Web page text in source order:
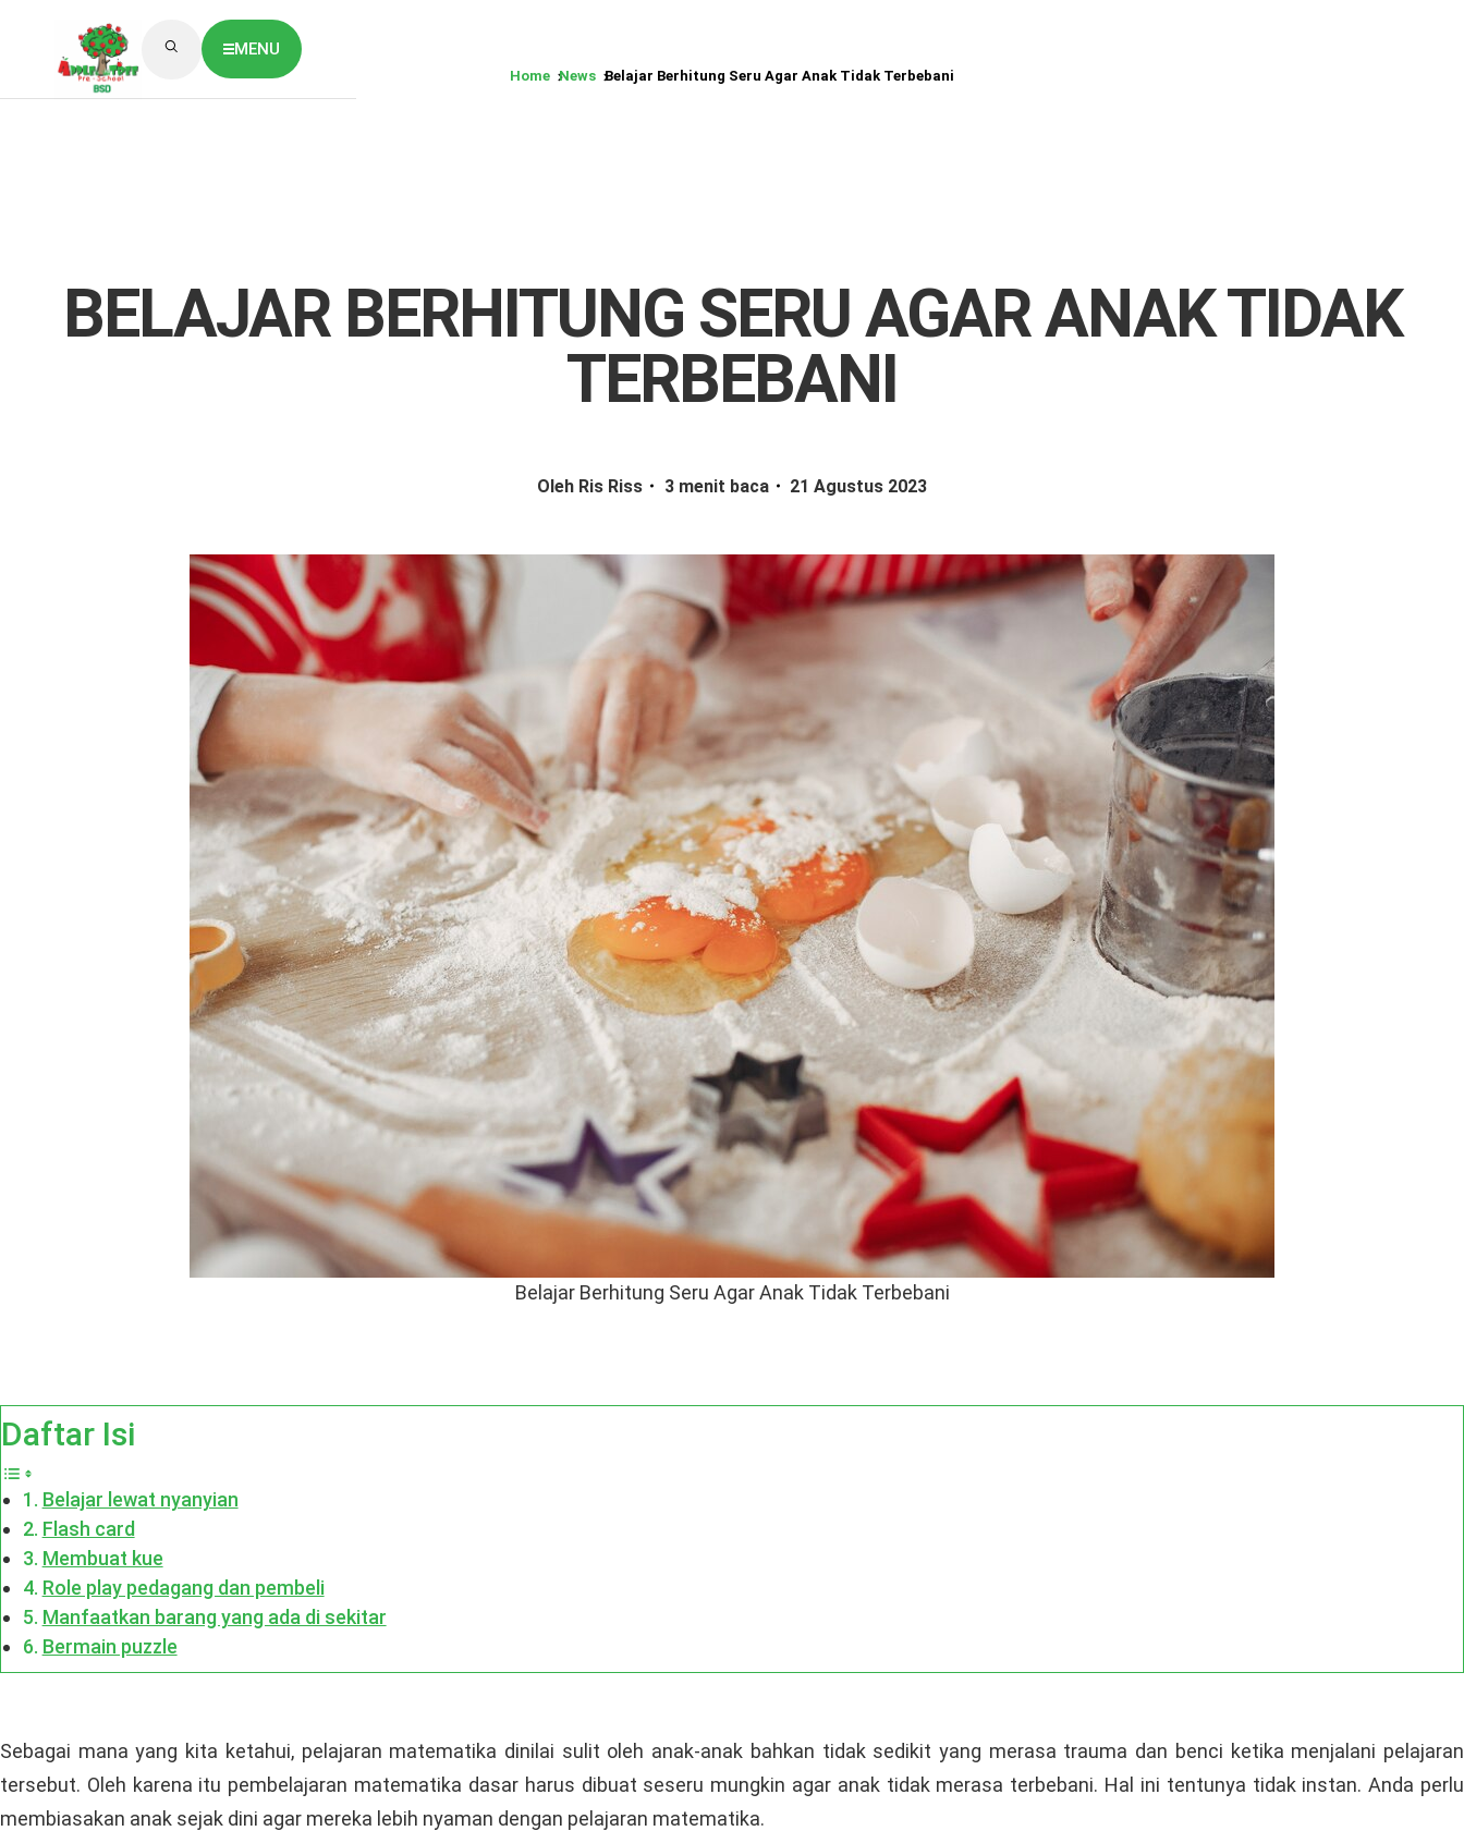
MENU
Job Vaccancy
Home News Belajar Berhitung Seru Agar Anak Tidak Terbebani
BELAJAR BERHITUNG SERU AGAR ANAK TIDAK
TERBEBANI
Oleh Ris Riss 3 menit baca 21 Agustus 2023
Belajar Berhitung Seru Agar Anak Tidak Terbebani
Daftar Isi
Belajar lewat nyanyian
Flash card
Membuat kue
Role play pedagang dan pembeli
Manfaatkan barang yang ada di sekitar
Bermain puzzle
Sebagai mana yang kita ketahui, pelajaran matematika dinilai sulit oleh anak-anak bahkan tidak sedikit yang merasa trauma dan benci ketika menjalani pelajaran
tersebut. Oleh karena itu pembelajaran matematika dasar harus dibuat seseru mungkin agar anak tidak merasa terbebani. Hal ini tentunya tidak instan. Anda perlu
membiasakan anak sejak dini agar mereka lebih nyaman dengan pelajaran matematika.